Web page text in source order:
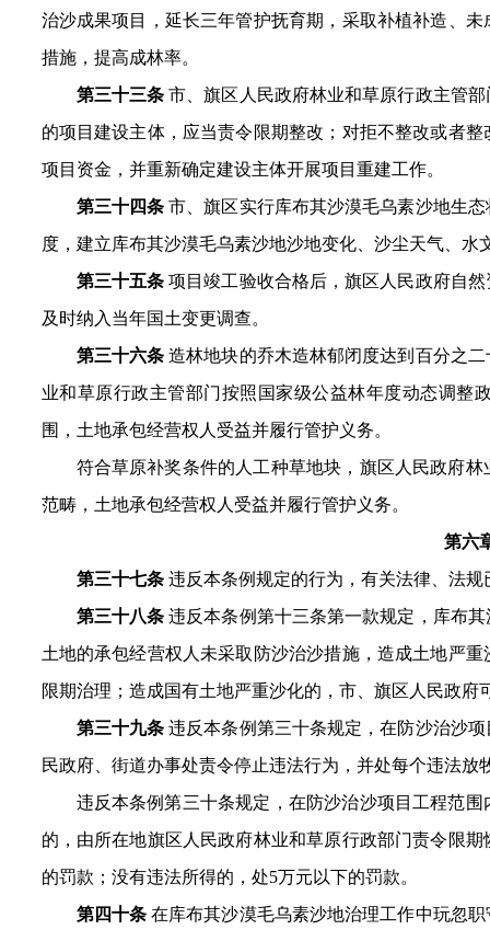
治沙成果项目，延长三年管护抚育期，采取补植补造、
措施，提高成林率。
第三十三条 市、旗区人民政府林业和草原行政主管
的项目建设主体，应当责令限期整改；对拒不整改或者
项目资金，并重新确定建设主体开展项目重建工作。
第三十四条 市、旗区实行库布其沙漠毛乌素沙地生
度，建立库布其沙漠毛乌素沙地沙地变化、沙尘天气、水
第三十五条 项目竣工验收合格后，旗区人民政府自
及时纳入当年国土变更调查。
第三十六条 造林地块的乔木造林郁闭度达到百分之
业和草原行政主管部门按照国家级公益林年度动态调整
围，土地承包经营权人受益并履行管护义务。
符合草原补奖条件的人工种草地块，旗区人民政府
范畴，土地承包经营权人受益并履行管护义务。
第六
第三十七条违反本条例规定的行为 ，有关法律、法
第三十八条 违反本条例第十三条第一款规定，库布
土地的承包经营权人未采取防沙治沙措施，造成土地严
限期治理；造成国有土地严重沙化的，市、旗区人民政府
第三十九条 违反本条例第三十条规定，在防沙治沙
民政府、街道办事处责令停止违法行为，并处每个违法放
违反本条例第三十条规定，在防沙治沙项目工程范
的，由所在地旗区人民政府林业和草原行政部门责令限
的罚款；没有违法所得的，处5万元以下的罚款。
第四十条在库布其沙漠毛乌素沙地治理工作中玩忽